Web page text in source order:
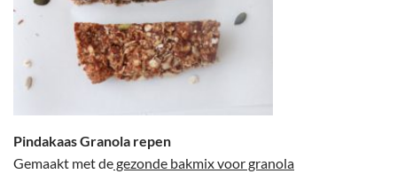
Pindakaas Granola repen
Gemaakt met degezonde bakmix voor granola